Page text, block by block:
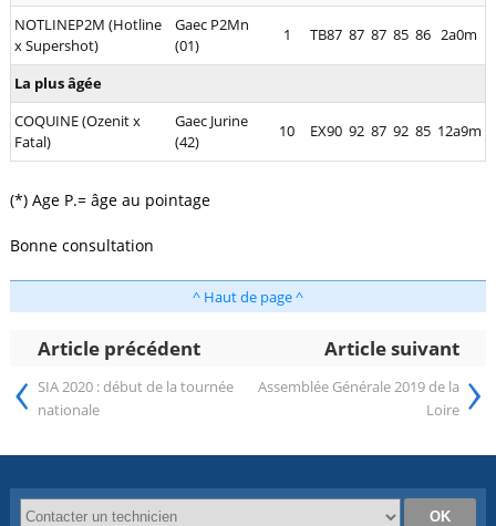
NOTLINEP2M (Hotline
x Supershot)
Gaec P2Mn
(01)
1 TB87 87 87 85 86 2a0m
La plus âgée
COQUINE (Ozenit x
Fatal)
Gaec Jurine
(42)
10 EX90 92 87 92 85 12a9m
(*) Age P.= âge au pointage
Bonne consultation
^ Haut de page ^
Article précédent Article suivant
‹ SIA 2020 : début de la tournée
nationale
Assemblée Générale 2019 de la
Loire ›